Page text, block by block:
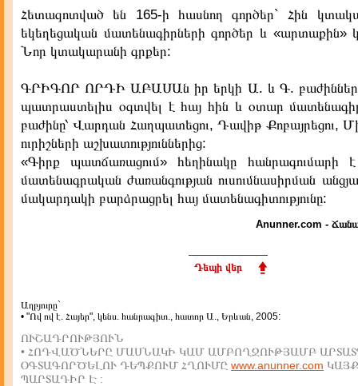
Հետազոտված են 165-ի հասնող գործեր` Հին
եկեղեցական մատենագիրների գործեր և «արտաքին»
Նոր կտակարանի գրքեր:
ԳՐԻԳՈՐ ՈՐԴԻ ԱԲԱՍԱն իր երկի Ա. և Գ. բաժինների
պատրաստելիս օգտվել է հայ հին և օտար
բաժինը՝ Վարդան Հաղպատեցու, Դավիթ Քոբայրեցու,
ուրիշների աշխատություններից:
«Գիրք պատճառացում» հեղինակը հանրագումարի է
մատենագրական ժառանգության ուսումնասիրման
մակարդակի բարձրացրել հայ մատենագիտությունը:
Anunner.com -
Դեպի վեր
Աղբյուրը`
• "Ով ով է. Հայեր", կենս. հանրագիտ., հատոր Ա., Երևան, 2005:
ՈՒՇԱԴՐՈՒԹՅՈՒՆ
• ՀՈԴՎԱԾՆԵՐԸ ՄԱՍՆԱԿԻ ԿԱՄ ԱՄԲՈՂՋՈՒԹՅԱՄԲ
ՕԳՏԱԳՈՐԾԵԼՈՒ ԴԵՊՔՈՒՄ ՀՂՈՒՄԸ www.anunner.com
ՊԱՐՏԱԴԻՐ Է :